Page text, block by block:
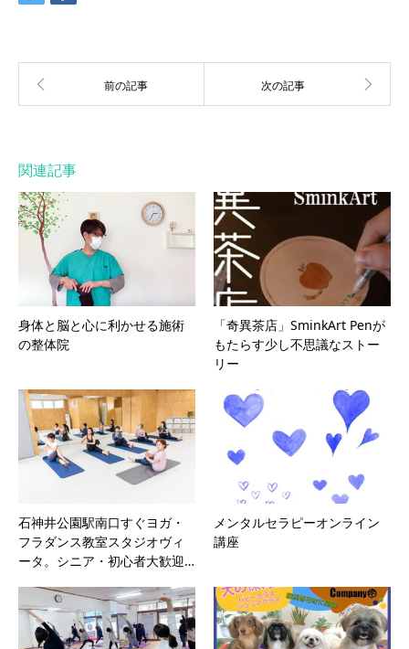
関連記事
身体と脳と心に利かせる施術
の整体院
「奇異茶店」SminkArt Penが
もたらす少し不思議なストー
リー
石神井公園駅南口すぐヨガ・
フラダンス教室スタジオヴィ
ータ。シニア・初心者大歓迎…
メンタルセラピーオンライン
講座